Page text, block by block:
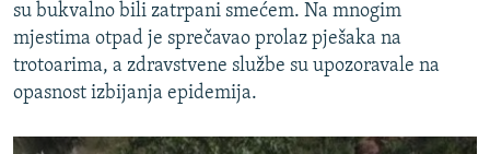
su bukvalno bili zatrpani smećem. Na mnogim
mjestima otpad je sprečavao prolaz pješaka na
trotoarima, a zdravstvene službe su upozoravale na
opasnost izbijanja epidemija.